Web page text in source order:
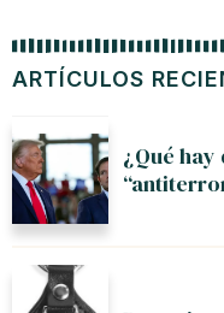
ARTÍCULOS
¿Qué